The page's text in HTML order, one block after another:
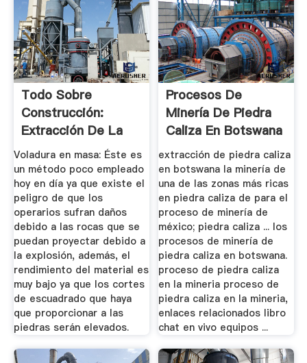
Todo Sobre
Construcción:
Extracción De La
Piedra
Voladura en masa: Éste es
un método poco empleado
hoy en día ya que existe el
peligro de que los
operarios sufran daños
debido a las rocas que se
puedan proyectar debido a
la explosión, además, el
rendimiento del material es
muy bajo ya que los cortes
de escuadrado que haya
que proporcionar a las
piedras serán elevados.
Procesos De
Minería De Piedra
Caliza En Botswana
extracción de piedra caliza
en botswana la minería de
una de las zonas más ricas
en piedra caliza de para el
proceso de minería de
méxico; piedra caliza ... los
procesos de minería de
piedra caliza en botswana.
proceso de piedra caliza
en la mineria proceso de
piedra caliza en la mineria,
enlaces relacionados libro
chat en vivo equipos ...